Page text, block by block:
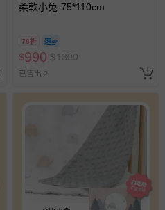
柔軟小兔-75*110cm
76折
$990 $1300
已售出 2